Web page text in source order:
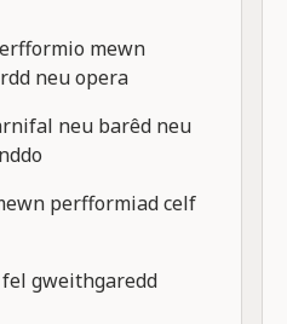
mewn
neu opera
neu barêd neu
perfformiad celf
gweithgaredd